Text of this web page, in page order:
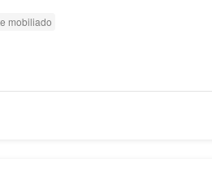
mobiliado